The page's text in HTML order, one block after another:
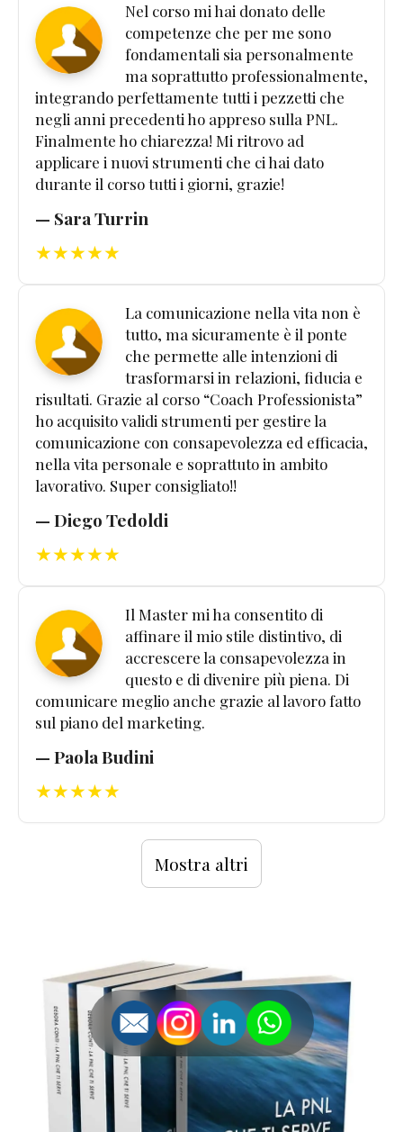
Nel corso mi hai donato delle
competenze che per me sono
fondamentali sia personalmente
ma soprattutto professionalmente,
integrando perfettamente tutti i pezzetti che
negli anni precedenti ho appreso sulla PNL.
Finalmente ho chiarezza! Mi ritrovo ad
applicare i nuovi strumenti che ci hai dato
durante il corso tutti i giorni, grazie!
— Sara Turrin
★★★★★
La comunicazione nella vita non è
tutto, ma sicuramente è il ponte
che permette alle intenzioni di
trasformarsi in relazioni, fiducia e
risultati. Grazie al corso “Coach Professionista”
ho acquisito validi strumenti per gestire la
comunicazione con consapevolezza ed efficacia,
nella vita personale e soprattuto in ambito
lavorativo. Super consigliato!!
— Diego Tedoldi
★★★★★
Il Master mi ha consentito di
affinare il mio stile distintivo, di
accrescere la consapevolezza in
questo e di divenire più piena. Di
comunicare meglio anche grazie al lavoro fatto
sul piano del marketing.
— Paola Budini
★★★★★
Mostra altri